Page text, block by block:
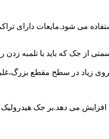
می شود.مایعات دارای
از جک که باید با تلمبه
زیاد در سطح مقطع
می دهد.بر جک